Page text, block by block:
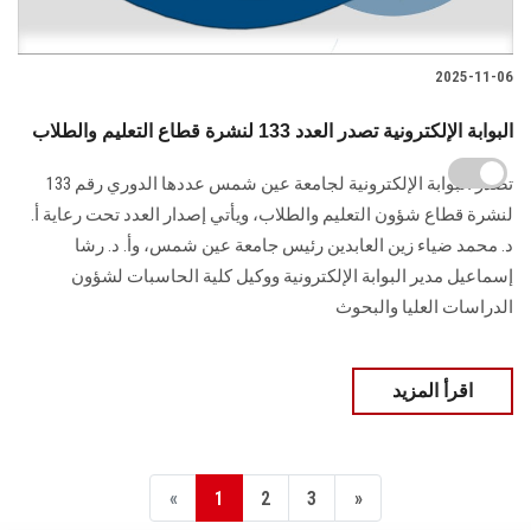
2025-11-06
البوابة الإلكترونية تصدر العدد 133 لنشرة قطاع التعليم والطلاب
تصدر البوابة الإلكترونية لجامعة عين شمس عددها الدوري رقم 133
لنشرة قطاع شؤون التعليم ‏والطلاب‎، ويأتي إصدار العدد تحت رعاية أ.
د. محمد ضياء زين العابدين رئيس جامعة عين شمس، وأ. د. ‏رشا
إسماعيل مدير البوابة الإلكترونية ووكيل كلية الحاسبات لشؤون
‏الدراسات العليا والبحوث
اقرأ المزيد
« 1 2 3 »